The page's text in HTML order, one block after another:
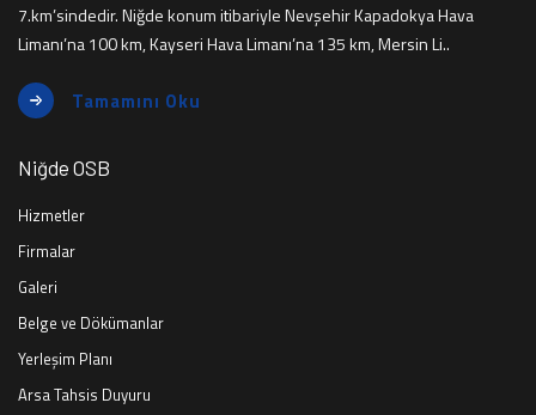
7.km’sindedir. Niğde konum itibariyle Nevşehir Kapadokya Hava
Limanı’na 100 km, Kayseri Hava Limanı’na 135 km, Mersin Li..
Tamamını Oku
Niğde OSB
Hizmetler
Firmalar
Galeri
Belge ve Dökümanlar
Yerleşim Planı
Arsa Tahsis Duyuru